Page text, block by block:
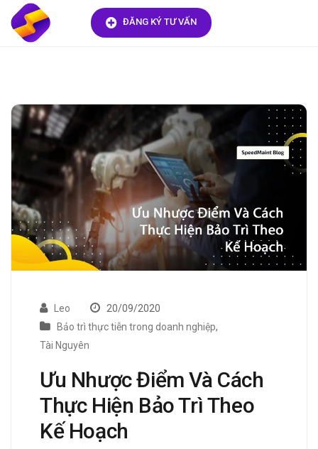
ĐĂNG KÝ TƯ VẤN
Leo
20/09/2020
Bảo trì thực tiễn trong doanh nghiệp,
Tài Nguyên
Ưu Nhược Điểm Và Cách
Thực Hiện Bảo Trì Theo
Kế Hoạch